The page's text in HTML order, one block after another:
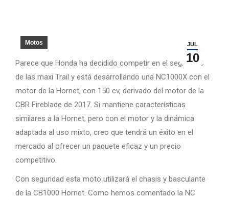
JUL
10
Motos
Parece que Honda ha decidido competir en el segmento
de las maxi Trail y está desarrollando una NC1000X con el
motor de la Hornet, con 150 cv, derivado del motor de la
CBR Fireblade de 2017. Si mantiene características
similares a la Hornet, pero con el motor y la dinámica
adaptada al uso mixto, creo que tendrá un éxito en el
mercado al ofrecer un paquete eficaz y un precio
competitivo.
Con seguridad esta moto utilizará el chasis y basculante
de la CB1000 Hornet. Como hemos comentado la NC